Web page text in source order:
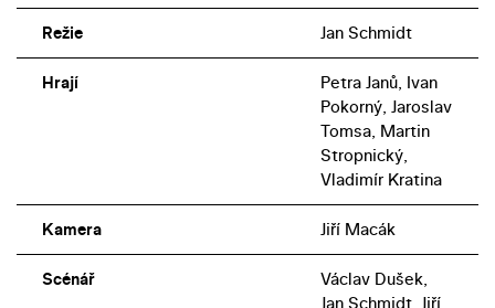
Režie Jan Schmidt
Hrají
Petra Janů, Ivan
Pokorný, Jaroslav
Tomsa, Martin
Stropnický,
Vladimír Kratina
Kamera Jiří Macák
Scénář
Václav Dušek,